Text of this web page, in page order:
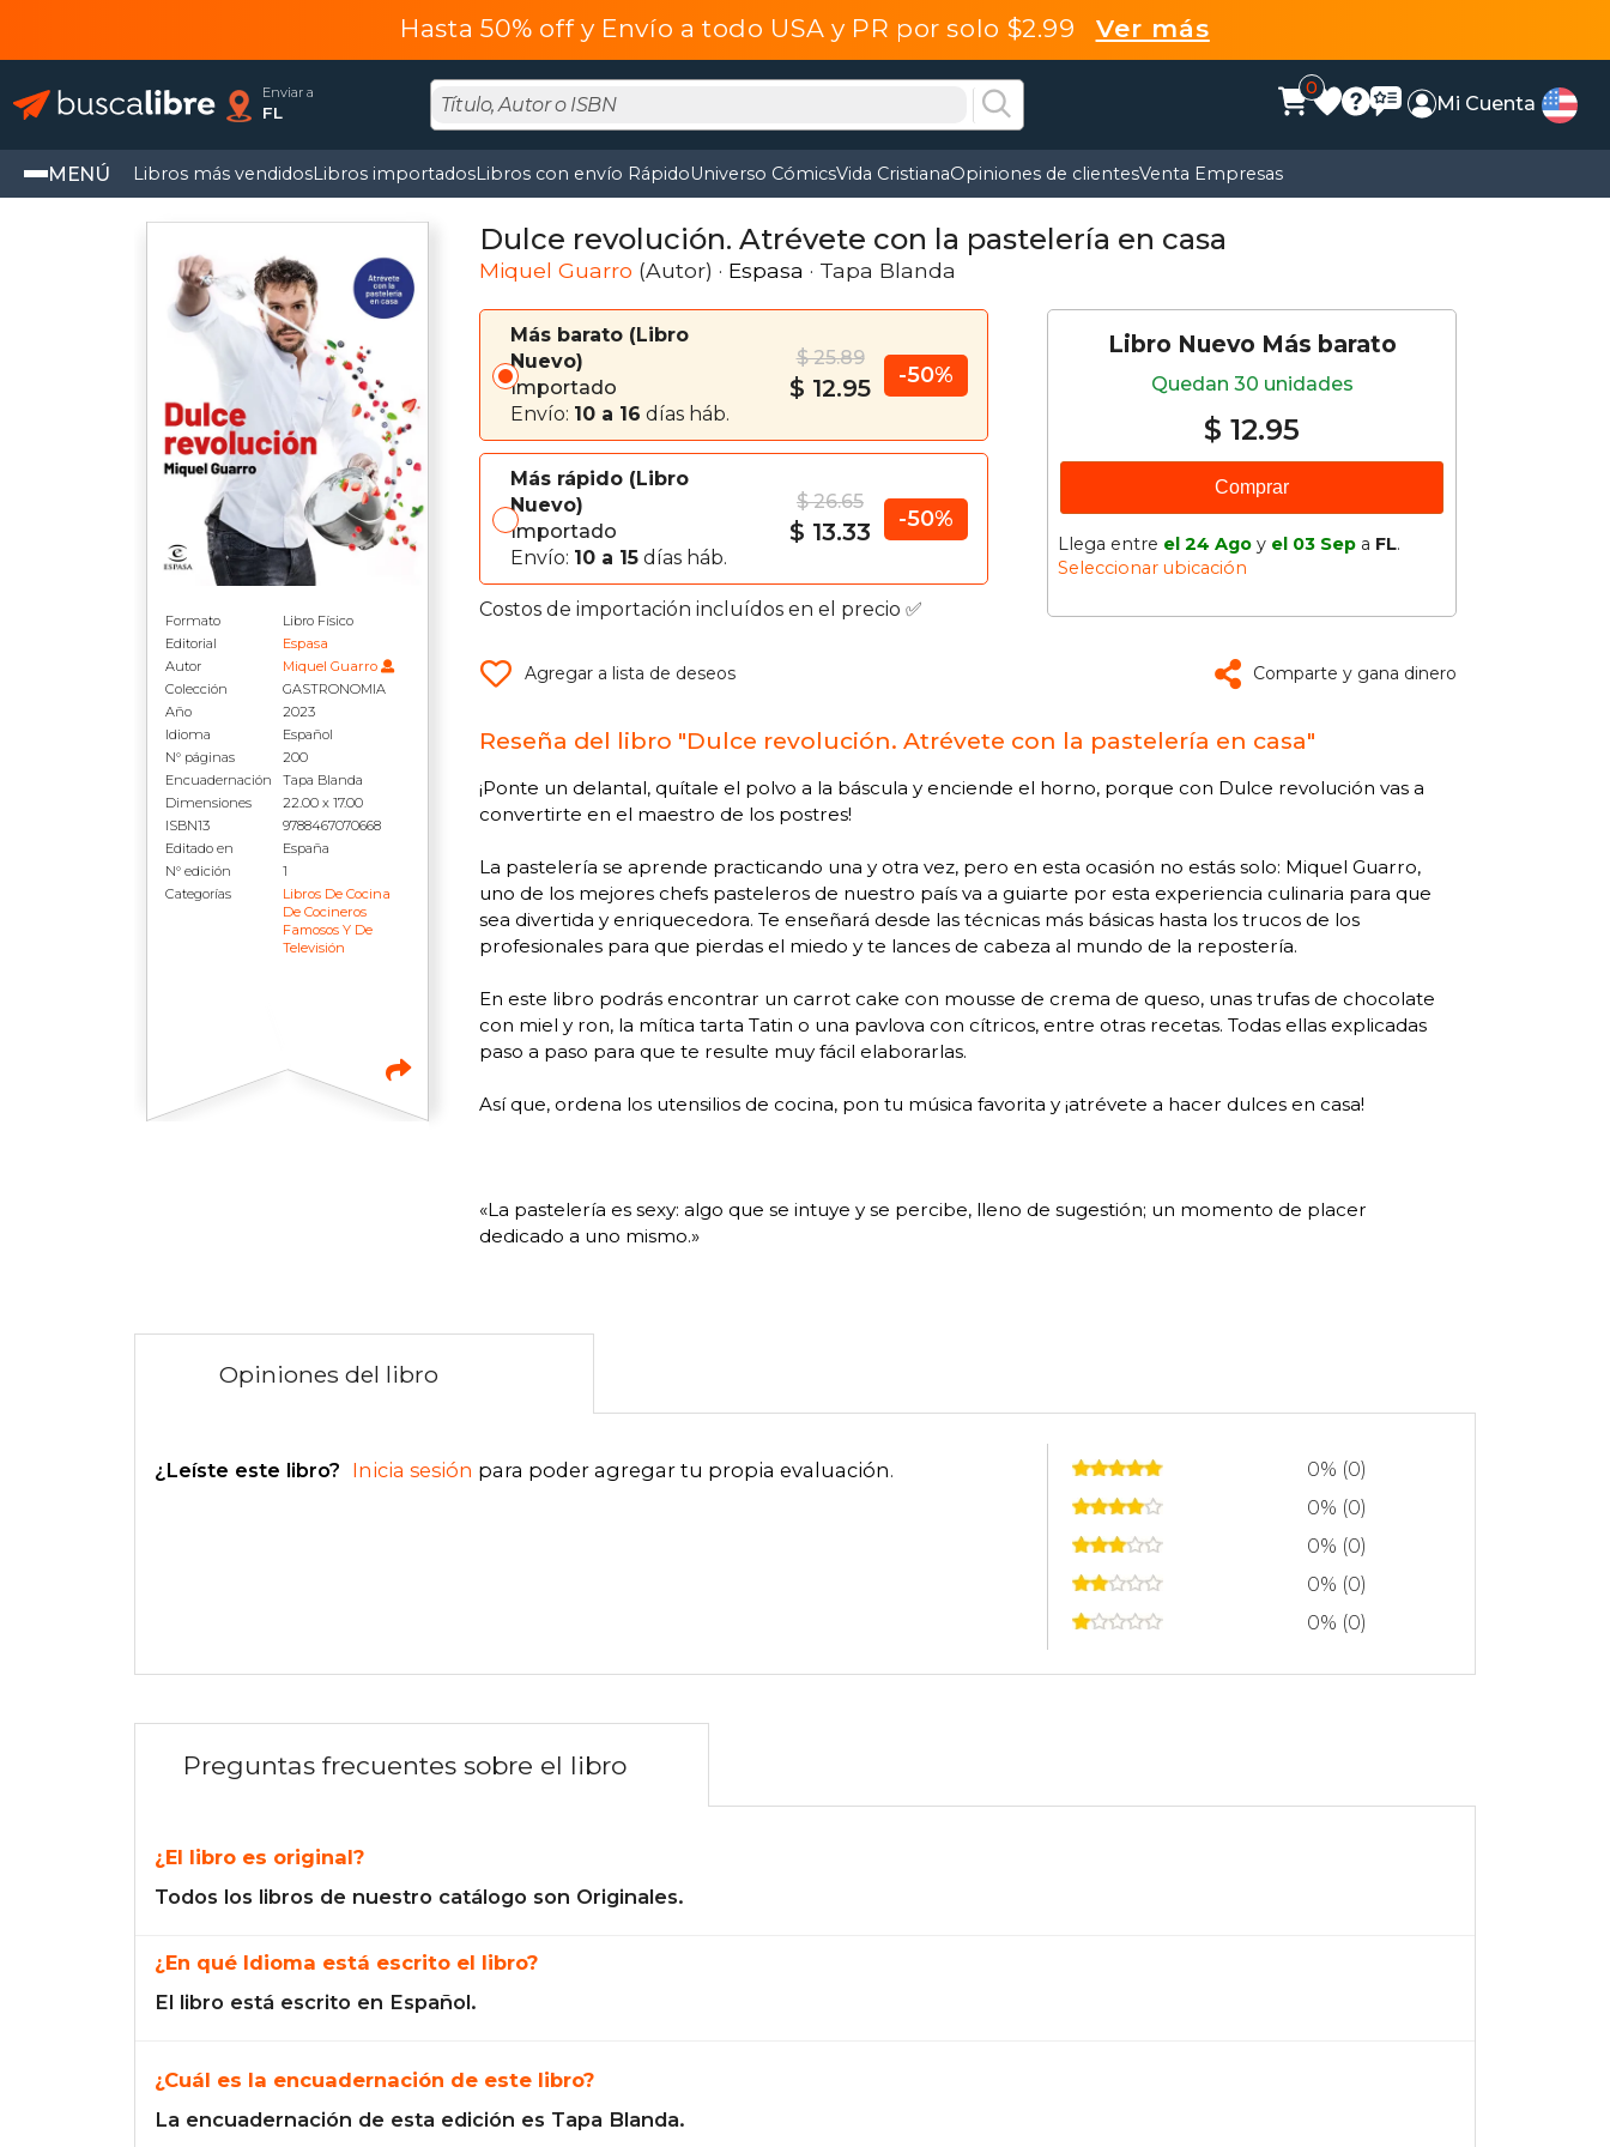
Hasta 50% off y Envío a todo USA y PR por solo $2.99 Ver más
Enviar a
FL
0
Mi Cuenta
MENÚ Libros más vendidosLibros importadosLibros con envío RápidoUniverso CómicsVida CristianaOpiniones de clientesVenta Empresas
Formato
Libro Físico
Editorial
Espasa
Autor
Miquel Guarro
Colección
GASTRONOMIA
Año
2023
Idioma
Español
N° páginas
200
Encuadernación
Tapa Blanda
Dimensiones
22.00 x 17.00
ISBN13
9788467070668
Editado en
España
N° edición
1
Categorías
Libros De Cocina
De Cocineros
Famosos Y De
Televisión
Dulce revolución. Atrévete con la pastelería en casa
Miquel Guarro (Autor) · Espasa · Tapa Blanda
Más barato
Libro
Nuevo
Importado
Envío: 10 a 16 días háb.
$ 25.89
$ 12.95 -50%
Más rápido
Libro
Nuevo
Importado
Envío: 10 a 15 días háb.
$ 26.65
$ 13.33 -50%
Costos de importación incluídos en el precio ✅
Libro Nuevo Más barato
Quedan 30 unidades
$ 12.95
Comprar
Llega entre el 24 Ago y el 03 Sep a FL.
Seleccionar ubicación
Agregar a lista de deseos Comparte y gana dinero
Reseña del libro "Dulce revolución. Atrévete con la pastelería en casa"
¡Ponte un delantal, quítale el polvo a la báscula y enciende el horno, porque con Dulce revolución vas a
convertirte en el maestro de los postres!
La pastelería se aprende practicando una y otra vez, pero en esta ocasión no estás solo: Miquel Guarro,
uno de los mejores chefs pasteleros de nuestro país va a guiarte por esta experiencia culinaria para que
sea divertida y enriquecedora. Te enseñará desde las técnicas más básicas hasta los trucos de los
profesionales para que pierdas el miedo y te lances de cabeza al mundo de la repostería.
En este libro podrás encontrar un carrot cake con mousse de crema de queso, unas trufas de chocolate
con miel y ron, la mítica tarta Tatin o una pavlova con cítricos, entre otras recetas. Todas ellas explicadas
paso a paso para que te resulte muy fácil elaborarlas.
Así que, ordena los utensilios de cocina, pon tu música favorita y ¡atrévete a hacer dulces en casa!
«La pastelería es sexy: algo que se intuye y se percibe, lleno de sugestión; un momento de placer
dedicado a uno mismo.»
Opiniones del libro
¿Leíste este libro? Inicia sesión para poder agregar tu propia evaluación.
0% (0)
0% (0)
0% (0)
0% (0)
0% (0)
Preguntas frecuentes sobre el libro
¿El libro es original?
Todos los libros de nuestro catálogo son Originales.
¿En qué Idioma está escrito el libro?
El libro está escrito en Español.
¿Cuál es la encuadernación de este libro?
La encuadernación de esta edición es Tapa Blanda.